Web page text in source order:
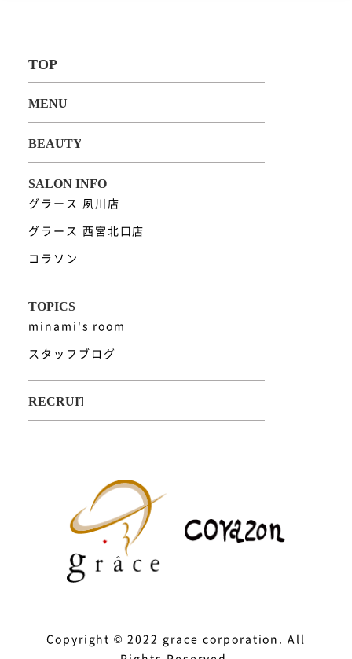
グラース 夙川店
グラース 西宮北口店
コラソン
minami's room
スタッフブログ
Copyright © 2022 grace corporation. All